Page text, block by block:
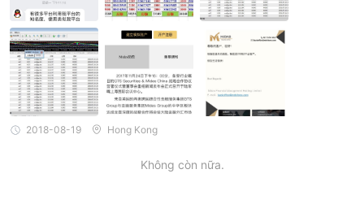
2018-08-19 Hong Kong
Không còn nữa.